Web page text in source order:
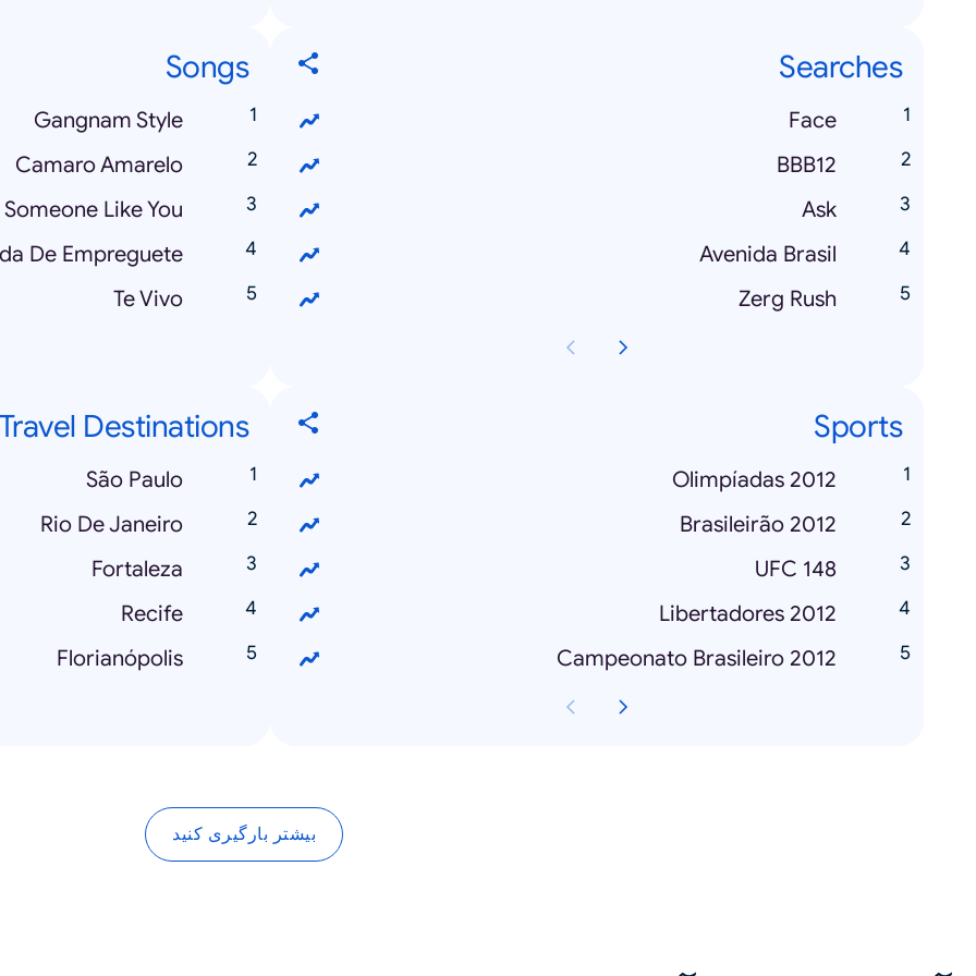
Searches
Face
BBB12
Ask
Avenida Brasil
Zerg Rush
Songs
Gangnam Style
Camaro Amarelo
Someone Like You
De Empreguete
Te Vivo
Sports
Olimpíadas 2012
Brasileirão 2012
UFC 148
Libertadores 2012
Campeonato Brasileiro 2012
Destinations
São Paulo
Rio De Janeiro
Fortaleza
Recife
Florianópolis
بیشتر بارگیری کنید